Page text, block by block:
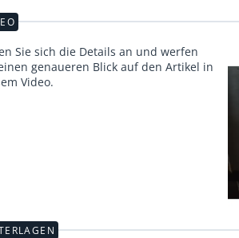
Sie sich die Details an und werfen
genaueren Blick auf den Artikel in
Video.